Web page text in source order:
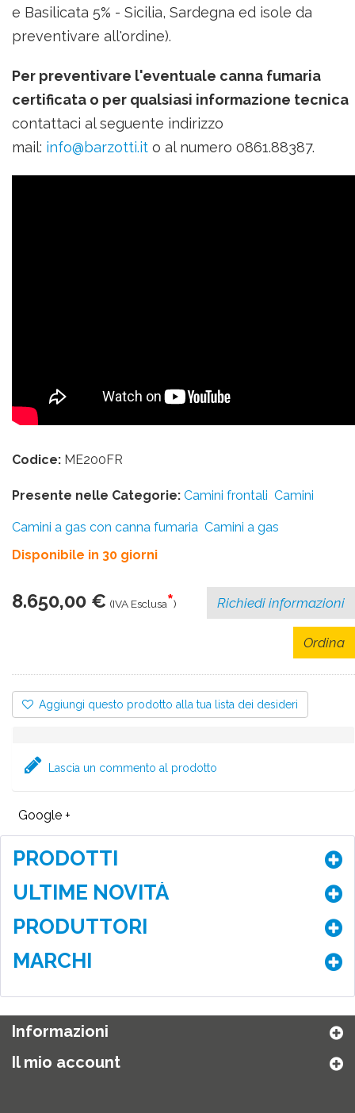
e Basilicata 5% - Sicilia, Sardegna ed isole da
preventivare all'ordine).
Per preventivare l'eventuale canna fumaria
certificata o per qualsiasi informazione tecnica
contattaci al seguente indirizzo
mail: info@barzotti.it o al numero 0861.88387.
Codice: ME200FR
Presente nelle Categorie: Camini frontali Camini
Camini a gas con canna fumaria Camini a gas
Disponibile in 30 giorni
8.650,00 € (IVA Esclusa*) Richiedi informazioni
Ordina
Aggiungi questo prodotto alla tua lista dei desideri
Lascia un commento al prodotto
Google +
PRODOTTI
ULTIME NOVITÀ
PRODUTTORI
MARCHI
Informazioni
Il mio account